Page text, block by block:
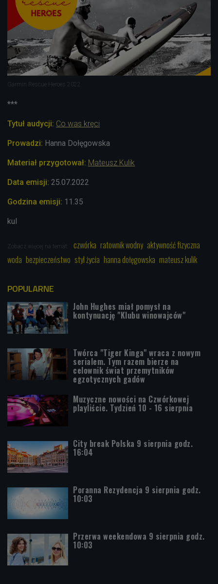
Garmin Rescue Heroes 2022
***
Tytuł audycji: Co was kręci
Prowadzi: Hanna Dołęgowska
Materiał przygotował: Mateusz Kulik
Data emisji: 25.07.2022
Godzina emisji: 11.35
kul
Zobacz więcej na temat: czwórka ratownik wodny aktywność fizyczna
woda bezpieczeństwo styl życia hanna dołęgowska mateusz kulik
POPULARNE
John Hughes miał pomysł na
kontynuację "Klubu winowajców"
Twórca "Tiger Kinga" wraca z nowym
serialem. Tym razem bierze na
celownik świat przemytników
egzotycznych gadów
Muzyczne nowości na Czwórkowej
playliście. Tydzień 10 - 16 sierpnia
City break Polska 9 sierpnia godz.
16:04
Poranna Rezydencja 9 sierpnia godz.
10:03
Przerwa weekendowa 9 sierpnia godz.
10:03